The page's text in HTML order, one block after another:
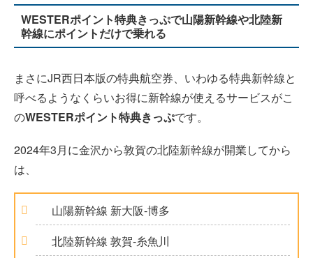
WESTERポイント特典きっぷで山陽新幹線や北陸新
幹線にポイントだけで乗れる
まさにJR西日本版の特典航空券、いわゆる特典新幹線と
呼べるようなくらいお得に新幹線が使えるサービスがこ
のWESTERポイント特典きっぷです。
2024年3月に金沢から敦賀の北陸新幹線が開業してから
は、
山陽新幹線 新大阪-博多
北陸新幹線 敦賀-糸魚川